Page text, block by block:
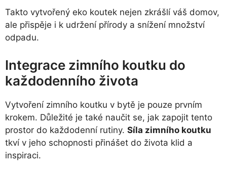
Takto vytvořený eko koutek nejen zkrášlí váš domov,
ale přispěje i k udržení přírody a snížení množství
odpadu.
Integrace zimního koutku do
každodenního života
Vytvoření zimního koutku v bytě je pouze prvním
krokem. Důležité je také naučit se, jak zapojit tento
prostor do každodenní rutiny. Síla zimního koutku
tkví v jeho schopnosti přinášet do života klid a
inspiraci.